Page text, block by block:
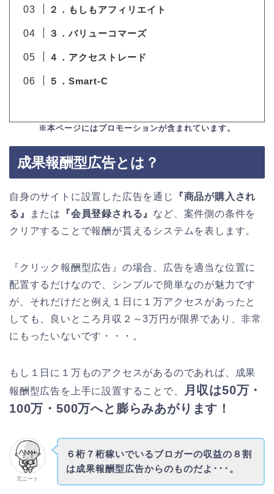
２．もしもアフィリエイト
３．バリューコマーズ
４．アクセストレード
５．Smart-C
※本ページにはプロモーションが含まれています。
成果報酬型広告とは？
自身のサイトに設置した広告を通じ
『商品が購入され
る』
または 『会員登録される』 など、案件側の条件を
クリアすることで報酬が貰えるシステムを表します。
『クリック報酬型広告』の場合、広告を適当な位置に
配置するだけなので、シンプルで簡単なのが魅力です
が、それだけだと例え１日に１万アクセスがあったと
しても、良いところ月収２～3万円が限界であり、非常
にもったいないです・・・。
もし１日に１万ものアクセスがあるのであれば、成果
報酬型広告を上手に設置することで、
月収は50万・
100万・500万へと膨らみあがります！
元ニート
６桁７桁稼いでいるブロガーの収益の８割
は成果報酬型広告からのものだよ･･･。